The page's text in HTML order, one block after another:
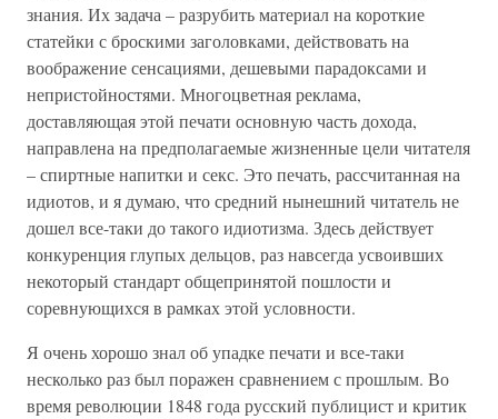
знания. Их задача – разрубить материал на короткие
статейки с броскими заголовками, действовать на
воображение сенсациями, дешевыми парадоксами и
непристойностями. Многоцветная реклама,
доставляющая этой печати основную часть дохода,
направлена на предполагаемые жизненные цели читателя
– спиртные напитки и секс. Это печать, рассчитанная на
идиотов, и я думаю, что средний нынешний читатель не
дошел все-таки до такого идиотизма. Здесь действует
конкуренция глупых дельцов, раз навсегда усвоивших
некоторый стандарт общепринятой пошлости и
соревнующихся в рамках этой условности.
Я очень хорошо знал об упадке печати и все-таки
несколько раз был поражен сравнением с прошлым. Во
время революции 1848 года русский публицист и критик